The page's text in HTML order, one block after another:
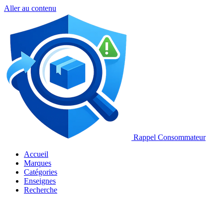
Aller au contenu
Rappel Consommateur
Accueil
Marques
Catégories
Enseignes
Recherche